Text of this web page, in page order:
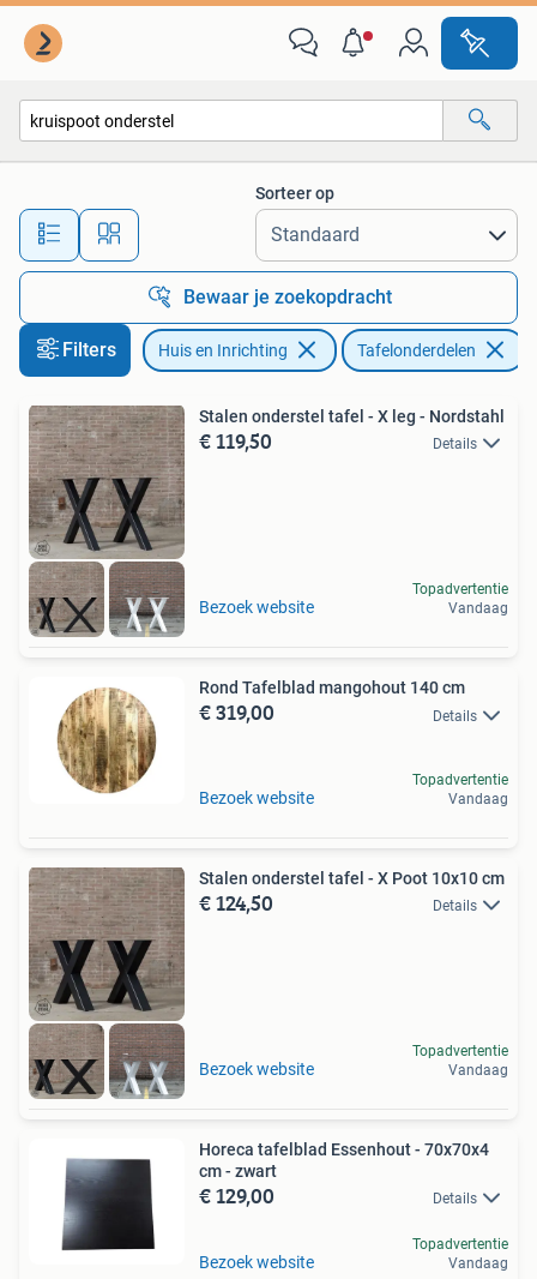
Alle afstanden…
Sorteer op
Bewaar je zoekopdracht
Filters Huis en Inrichting Tafelonderdelen
Stalen onderstel tafel - X leg - Nordstahl
€ 119,50 Details
Bezoek website
Topadvertentie
Vandaag
Rond Tafelblad mangohout 140 cm
€ 319,00 Details
Bezoek website
Topadvertentie
Vandaag
Stalen onderstel tafel - X Poot 10x10 cm
€ 124,50 Details
Bezoek website
Topadvertentie
Vandaag
Horeca tafelblad Essenhout - 70x70x4
cm - zwart
€ 129,00 Details
Bezoek website
Topadvertentie
Vandaag